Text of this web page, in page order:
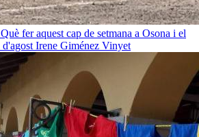
Què fer aquest cap de setmana a Osona i el
Irene Giménez Vinyet